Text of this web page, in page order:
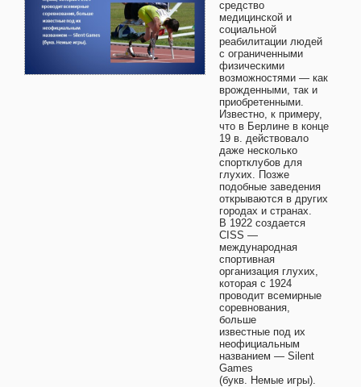
средство
медицинской и
социальной
реабилитации людей
с ограниченными
физическими
возможностями — как
врожденными, так и
приобретенными.
Известно, к примеру,
что в Берлине в конце
19 в. действовало
даже несколько
спортклубов для
глухих. Позже
подобные заведения
открываются в других
городах и странах.
В 1922 создается
CISS —
международная
спортивная
организация глухих,
которая с 1924
проводит всемирные
соревнования,
больше
известные под их
неофициальным
названием — Silent
Games
(букв. Немые игры).